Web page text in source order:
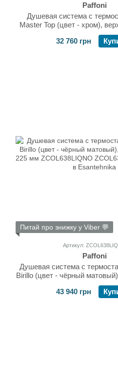
Paffoni
Душевая система с
Master Top (цвет - хром),
мм
32 760 грн
Питай про знижку у Viber 💬
Артикул:
Paffoni
Душевая система с
Birillo (цвет - чёрный
225 мм
43 940 грн